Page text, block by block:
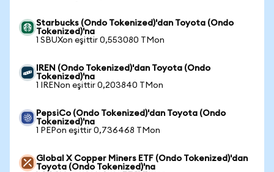
Starbucks (Ondo Tokenized)'dan Toyota (Ondo
Tokenized)'na
1 SBUXon eşittir 0,553080 TMon
IREN (Ondo Tokenized)'dan Toyota (Ondo
Tokenized)'na
1 IRENon eşittir 0,203840 TMon
PepsiCo (Ondo Tokenized)'dan Toyota (Ondo
Tokenized)'na
1 PEPon eşittir 0,736468 TMon
Global X Copper Miners ETF (Ondo Tokenized)'dan
Toyota (Ondo Tokenized)'na